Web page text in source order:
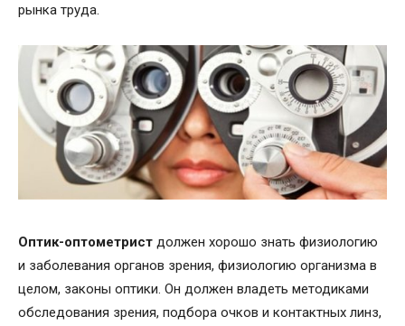
рынка труда.
Оптик-оптометрист должен хорошо знать физиологию
и заболевания органов зрения, физиологию организма в
целом, законы оптики. Он должен владеть методиками
обследования зрения, подбора очков и контактных линз,